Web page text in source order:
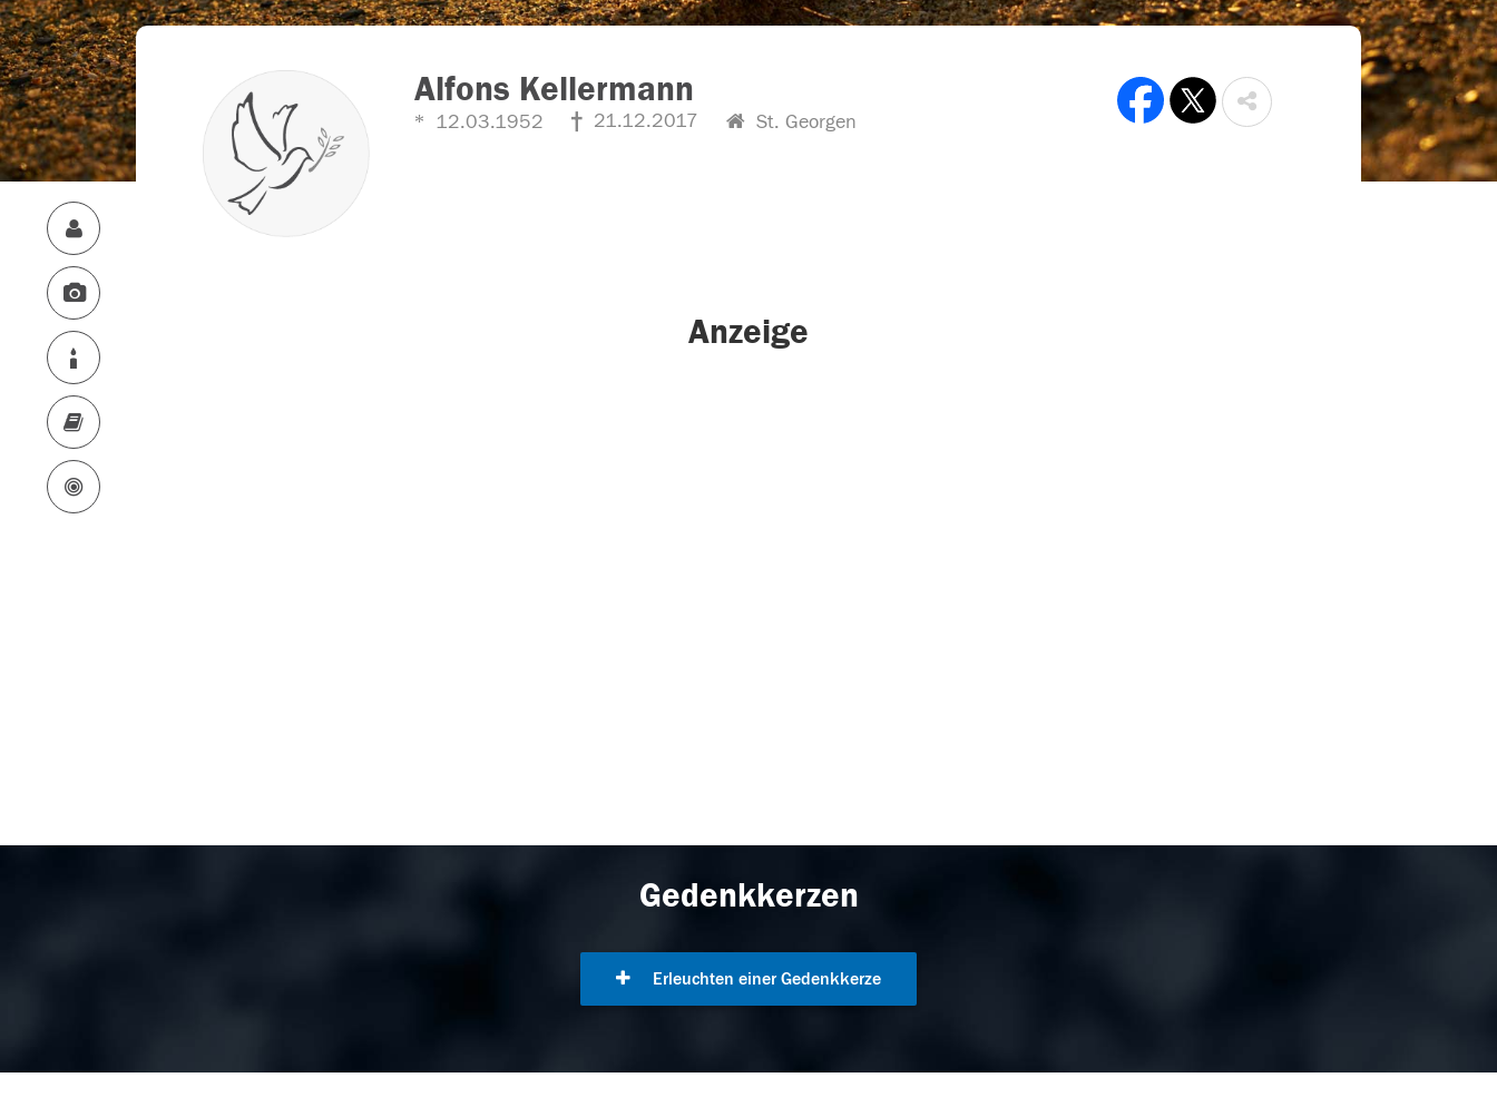
Alfons Kellermann
12.03.1952 21.12.2017 St. Georgen
Anzeige
Gedenkkerzen
Erleuchten einer Gedenkkerze